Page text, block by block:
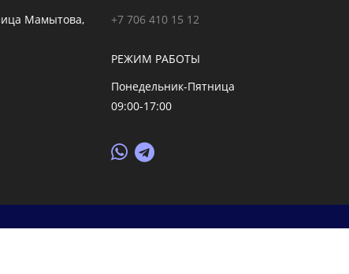
Мамытова,
+7 706 410 15 12
РЕЖИМ РАБОТЫ
Понедельник-Пятница
09:00-17:00